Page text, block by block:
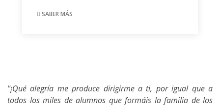
SABER MÁS
"¡Qué alegría me produce dirigirme a ti, por igual que a
todos los miles de alumnos que formáis la familia de los